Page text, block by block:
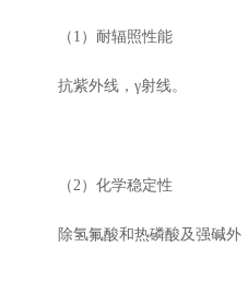
（1）耐辐照性能
抗紫外线，γ射线。
（2）化学稳定性
除氢氟酸和热磷酸及强碱外